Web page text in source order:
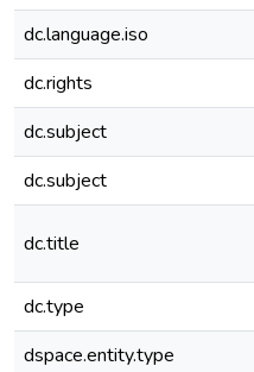
dc.language.iso
dc.rights
dc.subject
dc.subject
dc.title
dc.type
dspace.entity.type